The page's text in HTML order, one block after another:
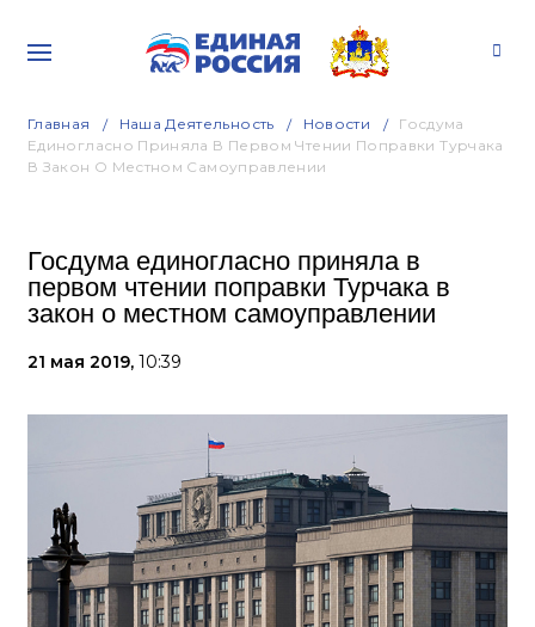
Главная Наша Деятельность Новости
Госдума
Единогласно Приняла В Первом Чтении Поправки Турчака
В Закон О Местном Самоуправлении
Госдума единогласно приняла в
первом чтении поправки Турчака в
закон о местном самоуправлении
21 мая 2019, 10:39